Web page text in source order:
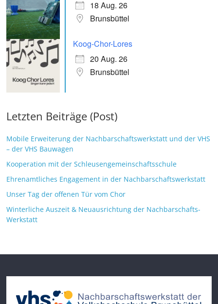
18 Aug. 26
Brunsbüttel
Koog-Chor-Lores
20 Aug. 26
Brunsbüttel
Letzten Beiträge (Post)
Mobile Erweiterung der Nachbarschaftswerkstatt und der VHS
– der VHS Bauwagen
Kooperation mit der Schleusengemeinschaftsschule
Ehrenamtliches Engagement in der Nachbarschaftswerkstatt
Unser Tag der offenen Tür vom Chor
Winterliche Auszeit & Neuausrichtung der Nachbarschafts-
Werkstatt